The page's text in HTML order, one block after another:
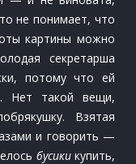
не понимает, что
картины можно
секретарша
потому что ей
Нет такой вещи,
Взятая
и говорить —
бусикикупить,